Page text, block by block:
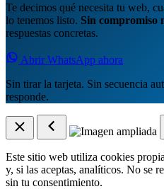
Te decimos qué necesita tu web,
lo tenemos listo. Sin compromiso
respuestas concretas.
Abrir WhatsApp ahora
Sin tirar la tarjeta. Sin secuencia
responde.
Este sitio web utiliza cookies
y, si las aceptas, analíticos. No se
sin tu consentimiento.